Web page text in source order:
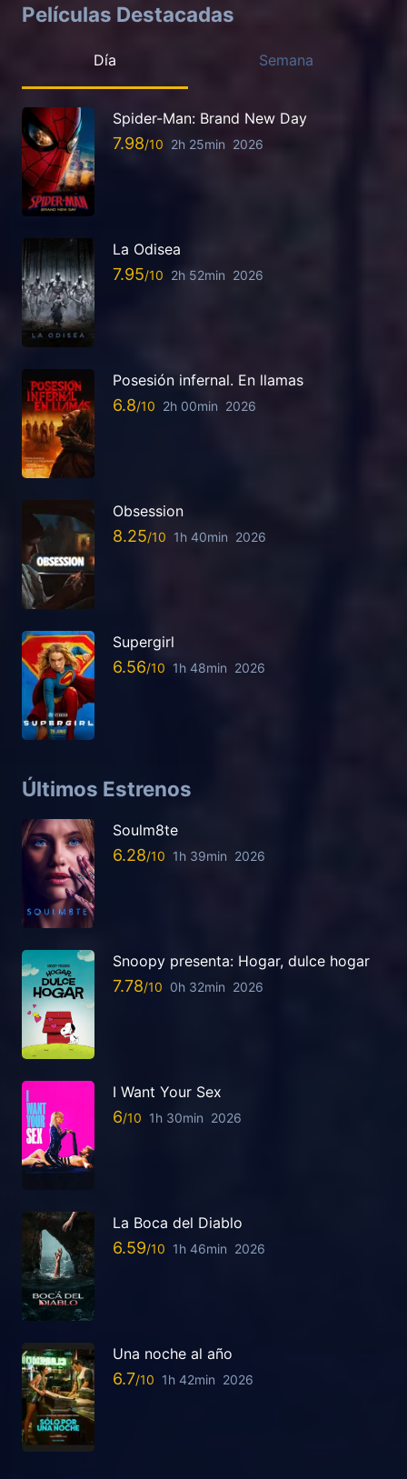
Películas Destacadas
Día Semana
Spider-Man: Brand New Day
7.98 2h 25min 2026
La Odisea
7.95 2h 52min 2026
Posesión infernal. En llamas
6.8 2h 00min 2026
Obsession
8.25 1h 40min 2026
Supergirl
6.56 1h 48min 2026
Últimos Estrenos
Soulm8te
6.28 1h 39min 2026
Snoopy presenta: Hogar, dulce hogar
7.78 0h 32min 2026
I Want Your Sex
6 1h 30min 2026
La Boca del Diablo
6.59 1h 46min 2026
Una noche al año
6.7 1h 42min 2026